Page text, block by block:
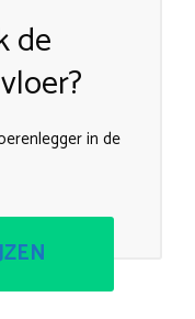
de
in de